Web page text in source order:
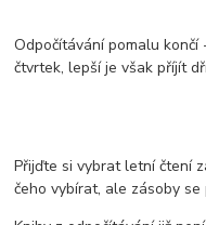
Odpočítávání pomalu
čtvrtek, lepší je však příjít
Přijďte si vybrat letní čtení
čeho vybírat, ale zásoby se